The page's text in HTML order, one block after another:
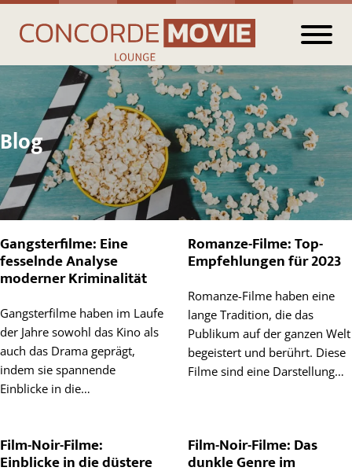
Blog
Gangsterfilme: Eine
fesselnde Analyse
moderner Kriminalität
Gangsterfilme haben im Laufe
der Jahre sowohl das Kino als
auch das Drama geprägt,
indem sie spannende
Einblicke in die…
Romanze-Filme: Top-
Empfehlungen für 2023
Romanze-Filme haben eine
lange Tradition, die das
Publikum auf der ganzen Welt
begeistert und berührt. Diese
Filme sind eine Darstellung…
Film-Noir-Filme:
Einblicke in die düstere
Film-Noir-Filme: Das
dunkle Genre im